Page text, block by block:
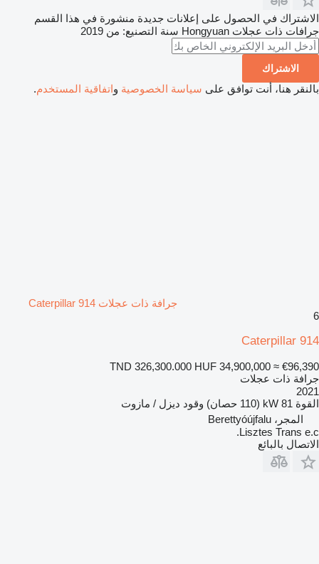
الاشتراك في الحصول على إعلانات جديدة منشورة في هذا القسم
جرافات ذات عجلات Hongyuan سنة التصنيع: من 2019
الاشتراك
بالنقر هنا، أنت توافق على سياسة الخصوصية واتفاقية المستخدم.
جرافة ذات عجلات Caterpillar 914
6
Caterpillar 914
TND 326,300.000 HUF 34,900,000 ≈ €96,390
جرافة ذات عجلات
2021
القوة 81 kW (110 حصان) وقود ديزل / مازوت
المجر، Berettyóújfalu
Lisztes Trans e.c.
الاتصال بالبائع